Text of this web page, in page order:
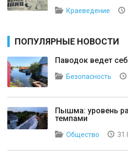
Краеведение
ПОПУЛЯРНЫЕ НОВОСТИ
Паводок ведет
Безопасность
Пышма: уровень
темпами
Общество